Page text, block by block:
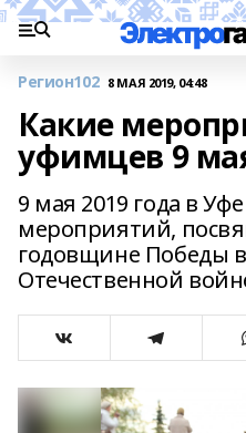
Регион102 8 МАЯ 2019, 04:48
Какие
уфимцев 9
9 мая 2019 года в
мероприятий,
годовщине Победы
Отечественной